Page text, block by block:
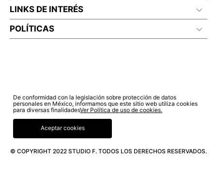
LINKS DE INTERÉS
POLÍTICAS
© COPYRIGHT 2022 STUDIO F. TODOS LOS DERECHOS RESERVADOS.
De conformidad con la legislación sobre protección de datos
personales en México, informamos que este sitio web utiliza cookies
para diversas finalidadesVer Política de uso de cookies.
Aceptar cookies